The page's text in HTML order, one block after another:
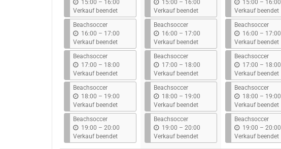
15:00 – b
i
s
16:00
Verkauf beendet
Beachsoccer
16:00 – b
i
s
17:00
Verkauf beendet
Beachsoccer
17:00 – b
i
s
18:00
Verkauf beendet
Beachsoccer
18:00 – b
i
s
19:00
Verkauf beendet
Beachsoccer
19:00 – b
i
s
20:00
Verkauf beendet
15:00 – b
i
s
16:00
Verkauf beendet
Beachsoccer
16:00 – b
i
s
17:00
Verkauf beendet
Beachsoccer
17:00 – b
i
s
18:00
Verkauf beendet
Beachsoccer
18:00 – b
i
s
19:00
Verkauf beendet
Beachsoccer
19:00 – b
i
s
20:00
Verkauf beendet
15:00 – b
i
s
16:00
Verkauf beendet
Beachsoccer
16:00 – b
i
s
17:00
Verkauf beendet
Beachsoccer
17:00 – b
i
s
18:00
Verkauf beendet
Beachsoccer
18:00 – b
i
s
19:00
Verkauf beendet
Beachsoccer
19:00 – b
i
s
20:00
Verkauf beendet